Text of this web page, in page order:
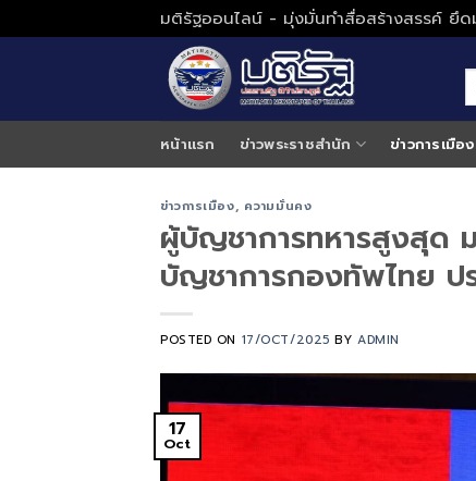
to
มติรัฐออนไลน์ - มุ่งมั่นทำสื่อสร้างสรรค์ ยึ
หน้าแรก ข่าวพระราชสำนัก ข่าวการเมือง
ข่าวการเมือง, ความมั่นคง
ผู้บัญชาการทหารสูงสุด
บัญชาการกองทัพไทย ป
POSTED ON 17/OCT/2025 BYADMIN
17
Oct